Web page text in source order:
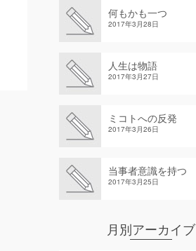
何もかも一つ
2017年3月28日
人生は物語
2017年3月27日
ミコトへの反発
2017年3月26日
当事者意識を持つ
2017年3月25日
月別アーカイブ